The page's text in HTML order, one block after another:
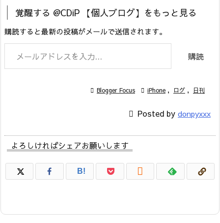
覚醒する @CDiP 【個人ブログ】をもっと見る
購読すると最新の投稿がメールで送信されます。
メールアドレスを入力...
購読
 Blogger Focus  iPhone , ログ , 日刊
 Posted by donpyxxx
よろしければシェアお願いします
B! 